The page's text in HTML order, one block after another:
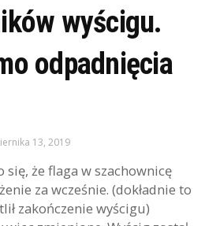
wyścigu.
odpadnięcia
13, 2019
się, że flaga w szachownicę
za wcześnie. (dokładnie to
zakończenie wyścigu)